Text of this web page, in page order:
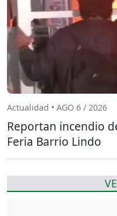
Actualidad • AGO 6 / 2026
Reportan incendio
Feria Barrio Lindo